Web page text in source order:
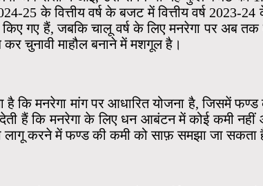
25 के वित्तीय वर्ष के बजट में वित्तीय वर्ष 2023-
गए हैं, जबकि चालू वर्ष के लिए मनरेगा पर अब तक
चुनावी माहौल बनाने में मशगूल है।
है कि मनरेगा मांग पर आधारित योजना है, जिसमें
देती हैं कि मनरेगा के लिए धन आबंटन में कोई कमी
लागू करने में फण्ड की कमी को साफ़ समझा जा सकता